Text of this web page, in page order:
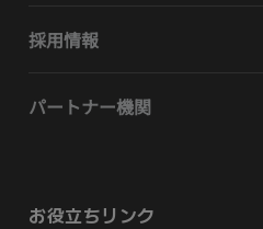
採用情報
パートナー機関
お役立ちリンク